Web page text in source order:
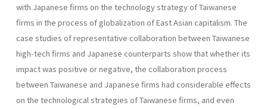
with Japanese firms on the technology strategy of Taiwanese
firms in the process of globalization of East Asian capitalism. The
case studies of representative collaboration between Taiwanese
high-tech firms and Japanese counterparts show that whether its
impact was positive or negative, the collaboration process
between Taiwanese and Japanese firms had considerable effects
on the technological strategies of Taiwanese firms, and even